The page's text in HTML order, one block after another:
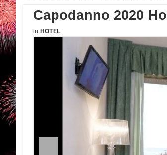
Capodanno 2020
in HOTEL